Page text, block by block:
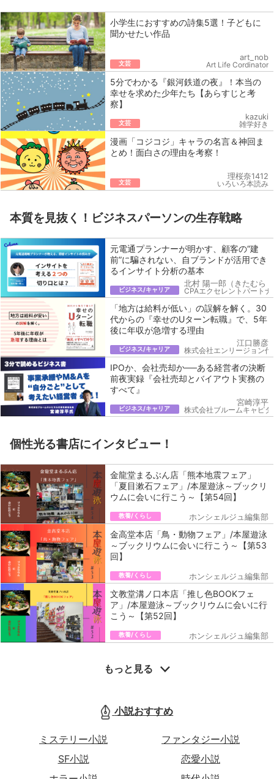
小学生におすすめの詩集5選！子どもに
聞かせたい作品
文芸
art_nob
Art Life Cordinator
5分でわかる『銀河鉄道の夜』！本当の
幸せを求めた少年たち【あらすじと考
察】
文芸
kazuki
雑学好き
漫画「コジコジ」キャラの名言＆神回ま
とめ！面白さの理由を考察！
文芸
理桜奈1412
いろいろ本読み
本質を見抜く！ビジネスパーソンの生存戦略
元電通プランナーが明かす、顧客の“建
前”に騙されない、自ブランドが活用でき
るインサイト分析の基本
ビジネス/キャリア
北村 陽一郎（きたむら
CPAエクセレントパート
「地方は給料が低い」の誤解を解く。30
代からの『幸せのUターン転職』で、5年
後に年収が急増する理由
ビジネス/キャリア
江口勝彦
株式会社エンリージョン代
IPOか、会社売却か──ある経営者の決断
前夜実録『会社売却とバイアウト実務の
すべて』
ビジネス/キャリア
宮崎淳平
株式会社ブルームキャピ
個性光る書店にインタビュー！
金龍堂まるぶん店「熊本地震フェア」
「夏目漱石フェア」/本屋遊泳～ブックリ
ウムに会いに行こう～【第54回】
教養/くらし ホンシェルジュ編集部
金高堂本店「鳥・動物フェア」/本屋遊泳
～ブックリウムに会いに行こう～【第53
回】
教養/くらし ホンシェルジュ編集部
文教堂溝ノ口本店「推し色BOOKフェ
ア」/本屋遊泳～ブックリウムに会いに行
こう～【第52回】
教養/くらし ホンシェルジュ編集部
もっと見る
小説おすすめ
ミステリー小説
ファンタジー小説
SF小説
恋愛小説